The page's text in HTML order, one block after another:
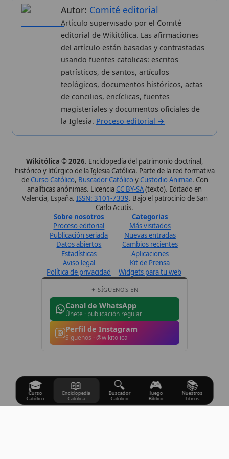
Sobre nosotros
Proceso editorial
Publicación seriada
Datos abiertos
Estadísticas
Aviso legal
Política de privacidad
Categorias
Nuevas entradas
Cambios recientes
Aplicaciones
Kit de Prensa
Widgets para tu web
✦ SÍGUENOS EN
Canal de WhatsApp
Únete · publicación regular
Perfil de Instagram
Síguenos · @wikitolica